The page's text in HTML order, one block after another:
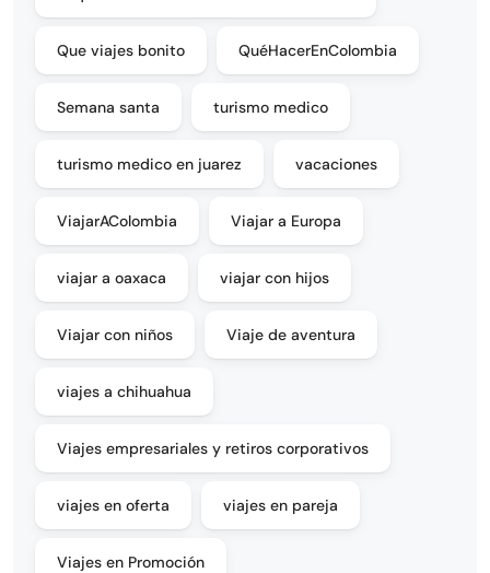
Que viajes bonito QuéHacerEnColombia
Semana santa turismo medico
turismo medico en juarez vacaciones
ViajarAColombia Viajar a Europa
viajar a oaxaca viajar con hijos
Viajar con niños Viaje de aventura
viajes a chihuahua
Viajes empresariales y retiros corporativos
viajes en oferta viajes en pareja
Viajes en Promoción